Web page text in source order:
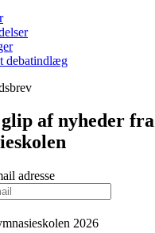
debatindlæg
af nyheder fra
adresse
2026